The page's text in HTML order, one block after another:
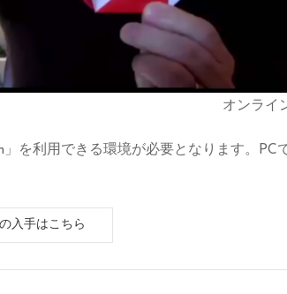
オンライ
を利用できる環境が必要となります。PC
手はこちら